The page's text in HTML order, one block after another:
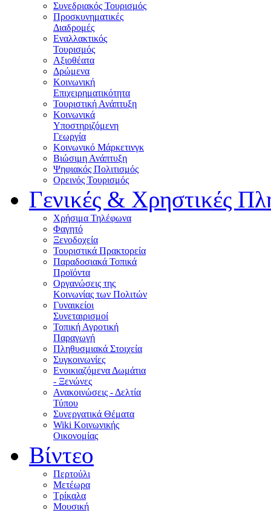
Συνεδριακός Τουρισμός
Προσκυνηματικές
Διαδρομές
Εναλλακτικός
Τουρισμός
Αξιοθέατα
Δρώμενα
Κοινωνική
Επιχειρηματικότητα
Τουριστική Ανάπτυξη
Κοινωνικά
Υποστηριζόμενη
Γεωργία
Κοινωνικό Μάρκετινγκ
Βιώσιμη Ανάπτυξη
Ψηφιακός Πολιτισμός
Ορεινός Τουρισμός
Γενικές & Χρηστικές
Χρήσιμα Τηλέφωνα
Φαγητό
Ξενοδοχεία
Τουριστικά Πρακτορεία
Παραδοσιακά Τοπικά
Προϊόντα
Οργανώσεις της
Κοινωνίας των Πολιτών
Γυναικείοι
Συνεταιρισμοί
Τοπική Αγροτική
Παραγωγή
Πληθυσμιακά Στοιχεία
Συγκοινωνίες
Ενοικιαζόμενα Δωμάτια
- Ξενώνες
Ανακοινώσεις - Δελτία
Τύπου
Συνεργατικά Θέματα
Wiki Κοινωνικής
Οικονομίας
Βίντεο
Περτούλι
Μετέωρα
Τρίκαλα
Μουσική